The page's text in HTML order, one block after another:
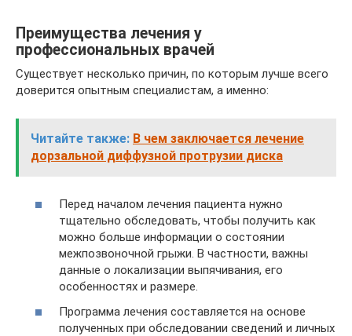
Преимущества лечения у
профессиональных врачей
Существует несколько причин, по которым лучше всего
доверится опытным специалистам, а именно:
Читайте также: В чем заключается лечение
дорзальной диффузной протрузии диска
Перед началом лечения пациента нужно
тщательно обследовать, чтобы получить как
можно больше информации о состоянии
межпозвоночной грыжи. В частности, важны
данные о локализации выпячивания, его
особенностях и размере.
Программа лечения составляется на основе
полученных при обследовании сведений и личных